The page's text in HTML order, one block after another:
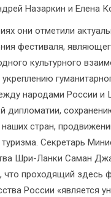
Назаркин и Елена
они отметили
фестиваля,
культурного
народами России и
дипломатии,
стран,
Секретарь
Шри-Ланки Саман
что проходящий здесь
России «является